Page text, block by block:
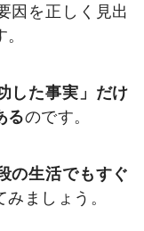
因を正しく見出
した事実」だけ
るのです。
の生活でもすぐ
ましょう。